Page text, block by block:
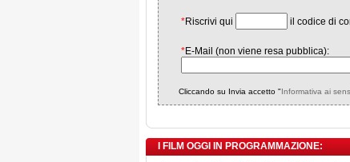
*Riscrivi qui il codice di
*E-Mail (non viene resa pubblica):
Cliccando su Invia accetto "Informativa ai
I FILM OGGI IN PROGRAMMAZIONE: